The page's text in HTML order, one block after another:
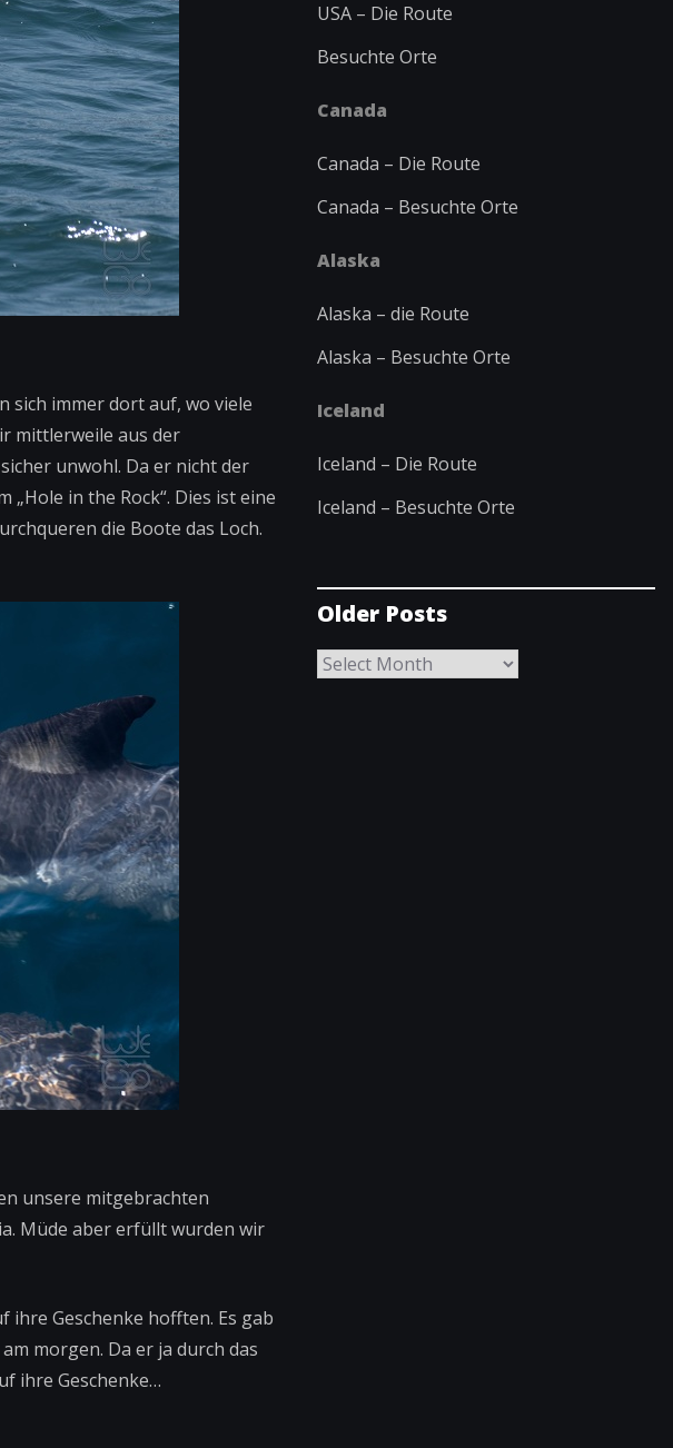
sich immer dort auf, wo viele
mittlerweile aus der
unwohl. Da er nicht der
in the Rock“. Dies ist eine
die Boote das Loch.
unsere mitgebrachten
Müde aber erfüllt wurden wir
ihre Geschenke hofften. Es gab
morgen. Da er ja durch das
ihre Geschenke…
USA – Die Route
Besuchte Orte
Canada
Canada – Die Route
Canada – Besuchte Orte
Alaska
Alaska – die Route
Alaska – Besuchte Orte
Iceland
Iceland – Die Route
Iceland – Besuchte Orte
Older Posts
Older